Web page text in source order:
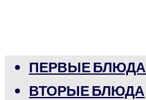
ПЕРВЫЕ БЛЮДА
ВТОРЫЕ БЛЮДА